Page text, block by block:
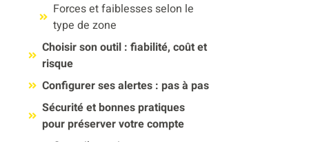
Forces et faiblesses selon le
type de zone
Choisir son outil : fiabilité, coût et
risque
Configurer ses alertes : pas à pas
Sécurité et bonnes pratiques
pour préserver votre compte